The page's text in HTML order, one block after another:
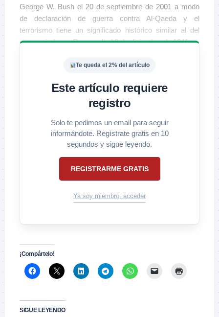
George W. Bush el 20 de septiembre de 2001 a modo
de declaración de guerra contra Al-Qaeda y el
terrorismo tiene un significado histórico similar al del
pronunciado por Roosevelt el 8 de diciembre de 1941.
Te queda el 2% del artículo
Este artículo requiere
registro
Solo te pedimos un email para seguir
informándote. Regístrate gratis en 10
segundos y sigue leyendo.
REGISTRARME GRATIS
Ya soy miembro, acceder
¡Compártelo!
SIGUE LEYENDO